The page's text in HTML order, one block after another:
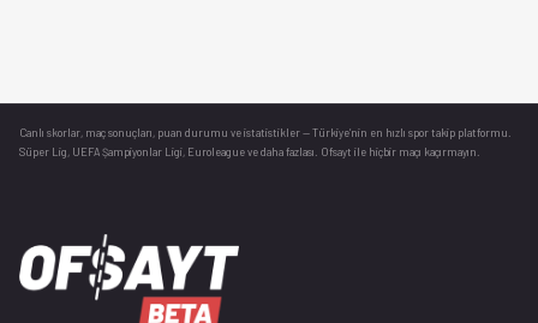
Canlı skorlar , maç sonuçları, puan durumu ve istatistikler — Türkiye’nin en hızlı spor takip platformu.
Süper Lig, UEFA Şampiyonlar Ligi, Euroleague ve daha fazlası. Ofsayt ile hiçbir maçı kaçırmayın.